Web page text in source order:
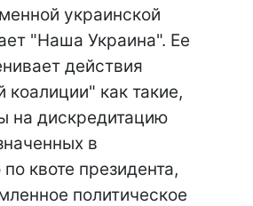
украинской
"Наша Украина". Ее
действия
коалиции" как такие,
на дискредитацию
в
квоте президента,
политическое